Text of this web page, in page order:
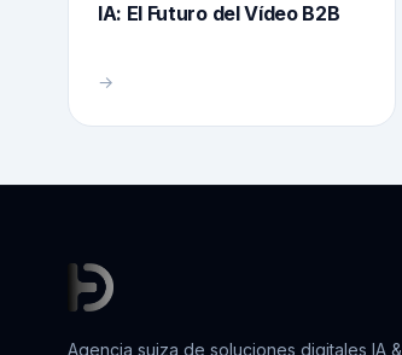
IA: El Futuro del Vídeo B2B
→
Agencia suiza de soluciones digitales IA &